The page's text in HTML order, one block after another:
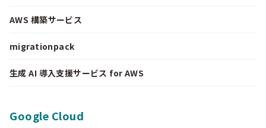
AWS 構築サービス
migrationpack
生成 AI 導入支援サービス for AWS
Google Cloud